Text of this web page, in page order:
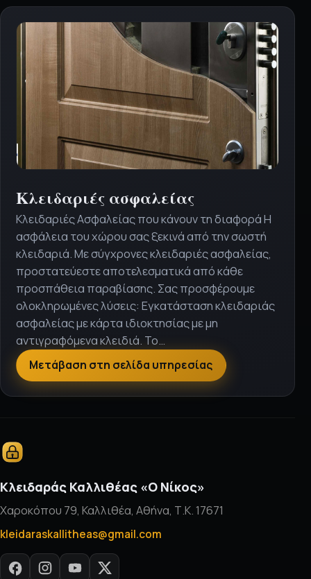
Κλειδαριές ασφαλείας
Κλειδαριές Ασφαλείας που κάνουν τη διαφορά Η
ασφάλεια του χώρου σας ξεκινά από την σωστή
κλειδαριά. Με σύγχρονες κλειδαριές ασφαλείας,
προστατεύεστε αποτελεσματικά από κάθε
προσπάθεια παραβίασης. Σας προσφέρουμε
ολοκληρωμένες λύσεις: Εγκατάσταση κλειδαριάς
ασφαλείας με κάρτα ιδιοκτησίας με μη
αντιγραφόμενα κλειδιά. Το…
Μετάβαση στη σελίδα υπηρεσίας
Κλειδαράς Καλλιθέας «Ο Νίκος»
Χαροκόπου 79, Καλλιθέα, Αθήνα, Τ.Κ. 17671
kleidaraskallitheas@gmail.com